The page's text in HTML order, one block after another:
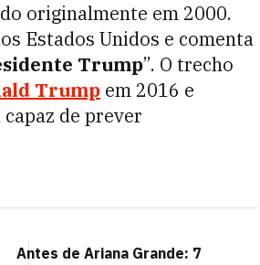
originalmente em 2000.
Estados Unidos e comenta
Trump”. O trecho
Trump em 2016 e
de prever
Antes de Ariana Grande: 7